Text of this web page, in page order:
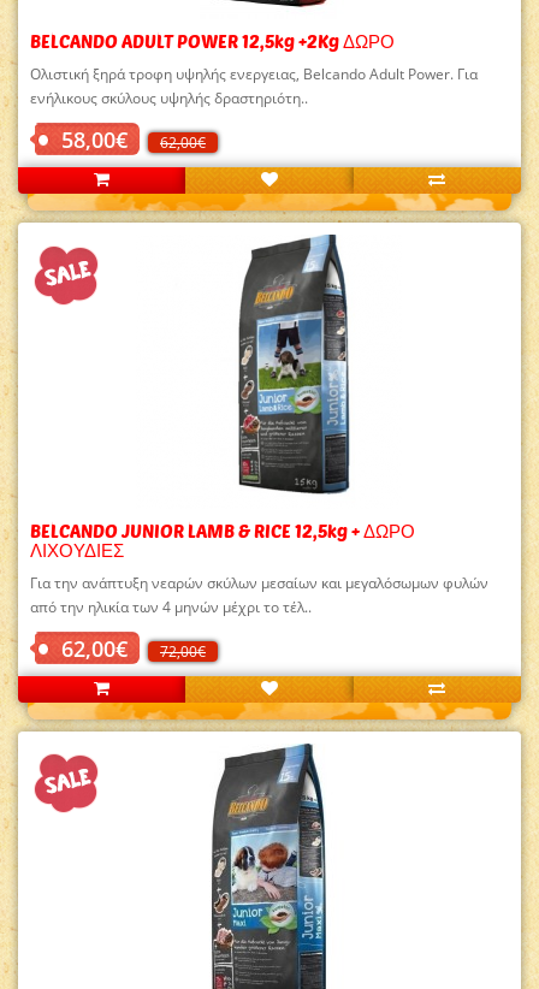
BELCANDO ADULT POWER 12,5kg +2Kg ΔΩΡΟ
Ολιστική ξηρά τροφη υψηλής ενεργειας, Belcando Adult Power. Για
ενήλικους σκύλους υψηλής δραστηριότη..
58,00€ 62,00€
BELCANDO JUNIOR LAMB & RICE 12,5kg + ΔΩΡΟ
ΛΙΧΟΥΔΙΕΣ
Για την ανάπτυξη νεαρών σκύλων μεσαίων και μεγαλόσωμων φυλών
από την ηλικία των 4 μηνών μέχρι το τέλ..
62,00€ 72,00€